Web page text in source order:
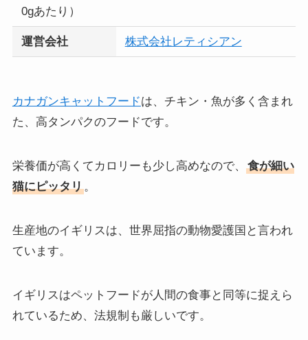
0gあたり）
運営会社 株式会社レティシアン
カナガンキャットフードは、チキン・魚が多く含まれ
た、高タンパクのフードです。
栄養価が高くてカロリーも少し高めなので、
食が細い
猫にピッタリ。
生産地のイギリスは、世界屈指の動物愛護国と言われ
ています。
イギリスはペットフードが人間の食事と同等に捉えら
れているため、法規制も厳しいです。